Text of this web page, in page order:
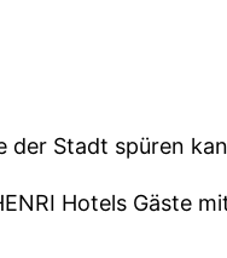
der Stadt spüren
Hotels Gäste